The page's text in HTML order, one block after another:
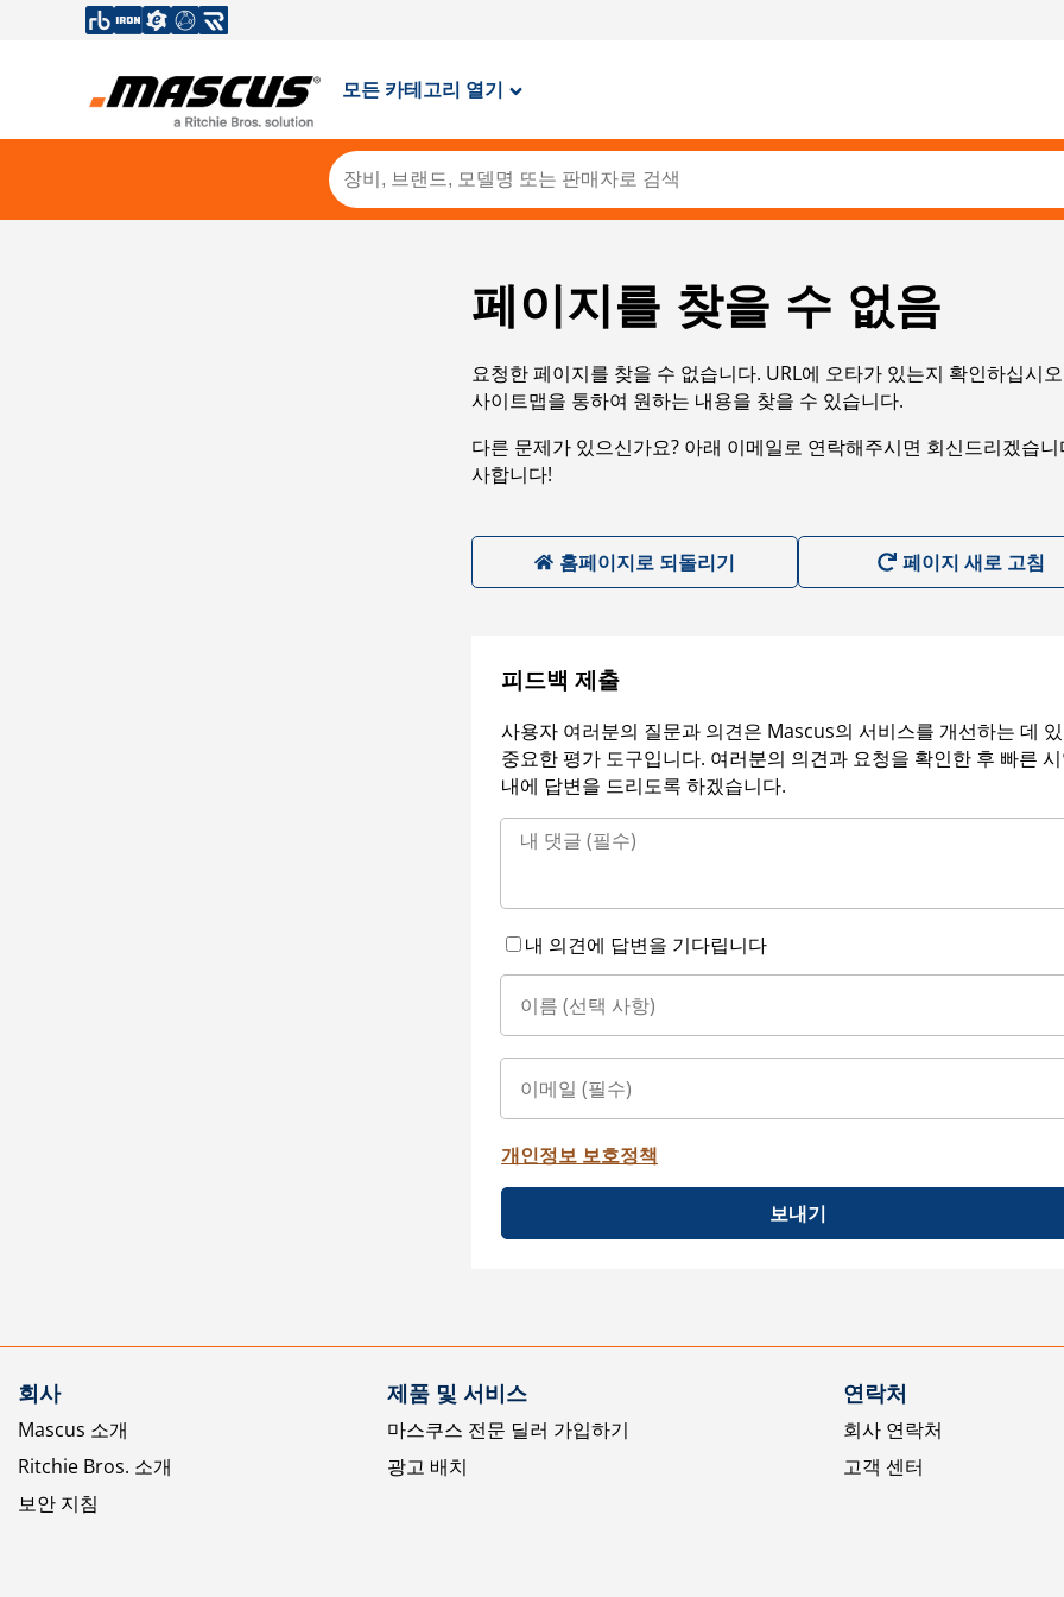
모든 카테고리 열기
페이지를 찾을 수 없음
요청한 페이지를 찾을 수 없습니다. URL에 오타가 있는지 확인하십시
사이트맵을 통하여 원하는 내용을 찾을 수 있습니다.
다른 문제가 있으신가요? 아래 이메일로 연락해주시면 회신드리겠습
사합니다!
홈페이지로 되돌리기 페이지 새로 고침
피드백 제출
사용자 여러분의 질문과 의견은 Mascus의 서비스를 개선하는 데
중요한 평가 도구입니다. 여러분의 의견과 요청을 확인한 후 빠른
내에 답변을 드리도록 하겠습니다.
내 의견에 답변을 기다립니다
개인정보 보호정책
보내기
회사
Mascus 소개
Ritchie Bros. 소개
보안 지침
제품 및 서비스
마스쿠스 전문 딜러 가입하기
광고 배치
연락처
회사 연락처
고객 센터